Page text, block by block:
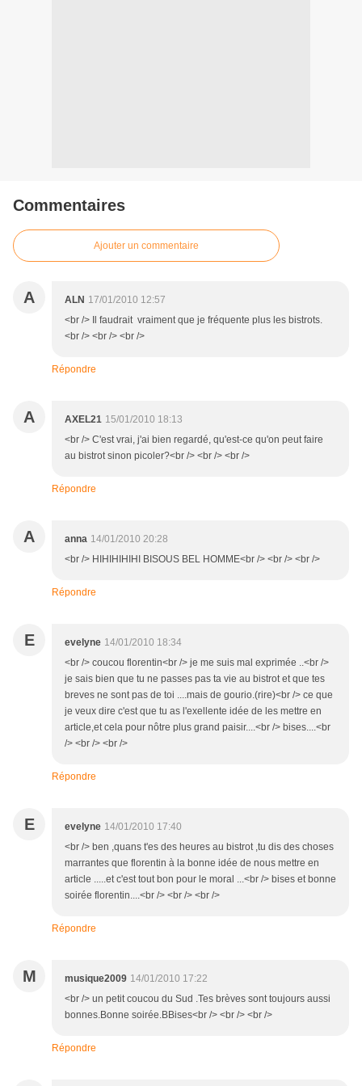
Commentaires
Ajouter un commentaire
A ALN 17/01/2010 12:57
<br /> Il faudrait vraiment que je fréquente plus les bistrots.
<br /> <br /> <br />
Répondre
A AXEL21 15/01/2010 18:13
<br /> C'est vrai, j'ai bien regardé, qu'est-ce qu'on peut faire
au bistrot sinon picoler?<br /> <br /> <br />
Répondre
A anna 14/01/2010 20:28
<br /> HIHIHIHIHI BISOUS BEL HOMME<br /> <br /> <br />
Répondre
E evelyne 14/01/2010 18:34
<br /> coucou florentin<br /> je me suis mal exprimée ..<br />
je sais bien que tu ne passes pas ta vie au bistrot et que tes
breves ne sont pas de toi ....mais de gourio.(rire)<br /> ce que
je veux dire c'est que tu as l'exellente idée de les mettre en
article,et cela pour nôtre plus grand paisir....<br /> bises....<br
/> <br /> <br />
Répondre
E evelyne 14/01/2010 17:40
<br /> ben ,quans t'es des heures au bistrot ,tu dis des choses
marrantes que florentin à la bonne idée de nous mettre en
article .....et c'est tout bon pour le moral ...<br /> bises et bonne
soirée florentin....<br /> <br /> <br />
Répondre
M musique2009 14/01/2010 17:22
<br /> un petit coucou du Sud .Tes brèves sont toujours aussi
bonnes.Bonne soirée.BBises<br /> <br /> <br />
Répondre